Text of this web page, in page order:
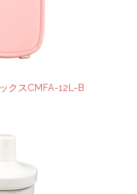
クスCMFA-12L-B